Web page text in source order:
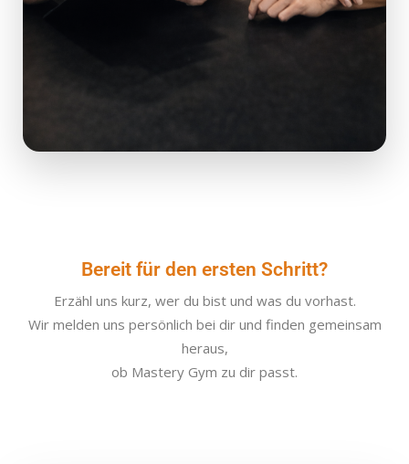
Bereit für den ersten Schritt?
Erzähl uns kurz, wer du bist und was du vorhast.
Wir melden uns persönlich bei dir und finden gemeinsam
heraus,
ob Mastery Gym zu dir passt.